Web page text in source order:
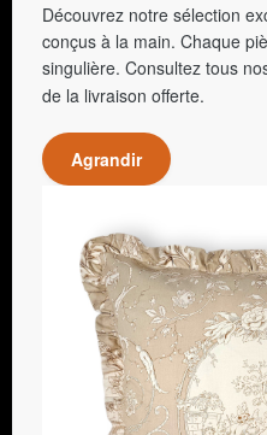
Découvrez notre sélection
conçus à la main. Chaque
singulière. Consultez tous
de la livraison offerte.
Agrandir